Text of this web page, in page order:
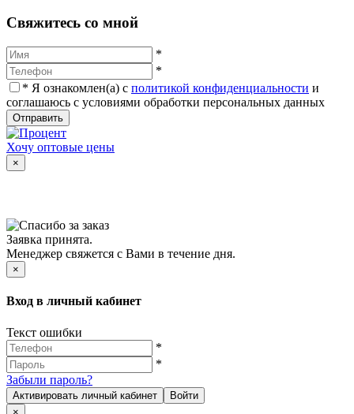
Cвяжитесь со мной
*
*
* Я ознакомлен(а) с политикой конфиденциальности и
соглашаюсь с условиями обработки персональных данных
Отправить
Хочу оптовые цены
×
Заявка принята.
Менеджер свяжется с Вами в течение дня.
×
Вход в личный кабинет
Текст ошибки
*
*
Забыли пароль?
Активировать личный кабинет
Войти